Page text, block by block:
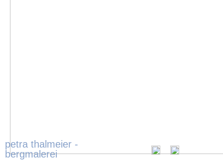
petra thalmeier -
bergmalerei